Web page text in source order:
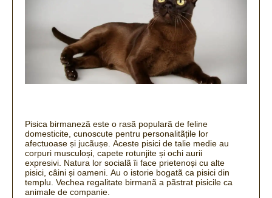
Pisica birmanezã este o rasã popularã de feline
domesticite, cunoscute pentru personalitãțile lor
afectuoase și jucãușe. Aceste pisici de talie medie au
corpuri musculoși, capete rotunjite și ochi aurii
expresivi. Natura lor socialã îi face prietenoși cu alte
pisici, câini și oameni. Au o istorie bogatã ca pisici din
templu. Vechea regalitate birmanã a pãstrat pisicile ca
animale de companie.